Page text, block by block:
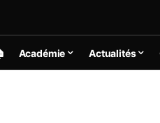
Académie Actualités